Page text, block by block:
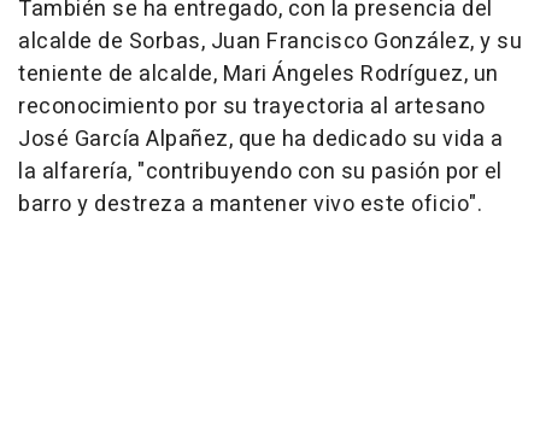
También se ha entregado, con la presencia del
alcalde de Sorbas, Juan Francisco González, y su
teniente de alcalde, Mari Ángeles Rodríguez, un
reconocimiento por su trayectoria al artesano
José García Alpañez, que ha dedicado su vida a
la alfarería, "contribuyendo con su pasión por el
barro y destreza a mantener vivo este oficio".